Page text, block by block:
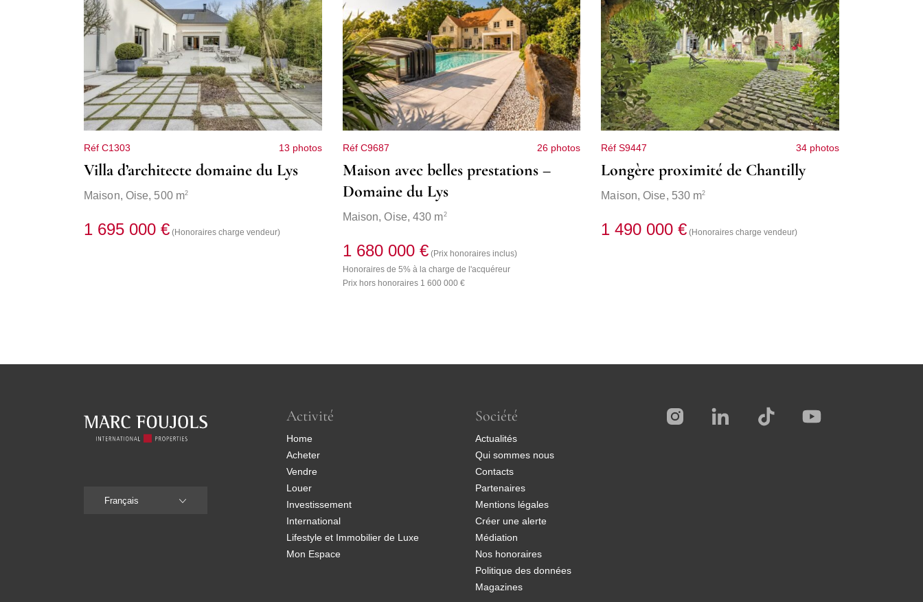
Réf C1303 13 photos
Villa d’architecte domaine du Lys
Maison, Oise, 500 m2
1 695 000 € (Honoraires charge vendeur)
Réf C9687 26 photos
Maison avec belles prestations –
Domaine du Lys
Maison,Oise, 430 m2
1 680 000 € (Prix honoraires inclus)
Honoraires de 5% à la charge de l'acquéreur
Prix hors honoraires 1 600 000 €
Réf S9447 34 photos
Longère proximité de Chantilly
Maison,Oise, 530 m2
1 490 000 € (Honoraires charge vendeur)
Français
Activité
Home
Acheter
Vendre
Louer
Investissement
International
Lifestyle et Immobilier de Luxe
Mon Espace
Société
Actualités
Qui sommes nous
Contacts
Partenaires
Mentions légales
Créer une alerte
Médiation
Nos honoraires
Politique des données
Magazines